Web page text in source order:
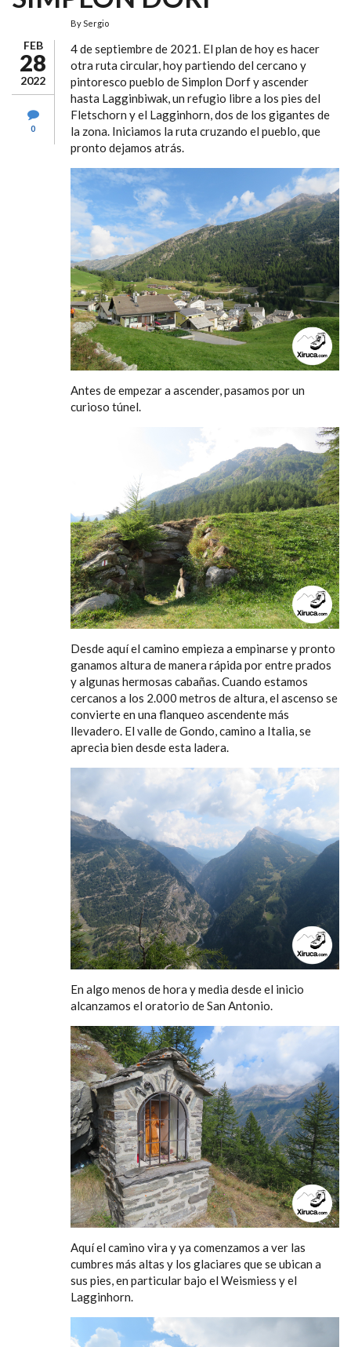
FEB
28
2022
0
BySergio
4 de septiembre de 2021. El plan de hoy es hacer
otra ruta circular, hoy partiendo del cercano y
pintoresco pueblo de Simplon Dorf y ascender
hasta Lagginbiwak, un refugio libre a los pies del
Fletschorn y el Lagginhorn, dos de los gigantes de
la zona. Iniciamos la ruta cruzando el pueblo, que
pronto dejamos atrás.
Antes de empezar a ascender, pasamos por un
curioso túnel.
Desde aquí el camino empieza a empinarse y pronto
ganamos altura de manera rápida por entre prados
y algunas hermosas cabañas. Cuando estamos
cercanos a los 2.000 metros de altura, el ascenso se
convierte en una flanqueo ascendente más
llevadero. El valle de Gondo, camino a Italia, se
aprecia bien desde esta ladera.
En algo menos de hora y media desde el inicio
alcanzamos el oratorio de San Antonio.
Aquí el camino vira y ya comenzamos a ver las
cumbres más altas y los glaciares que se ubican a
sus pies, en particular bajo el Weismiess y el
Lagginhorn.